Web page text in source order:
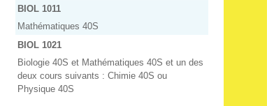
BIOL 1011
Mathématiques 40S
BIOL 1021
Biologie 40S et Mathématiques 40S et un des
deux cours suivants : Chimie 40S ou
Physique 40S